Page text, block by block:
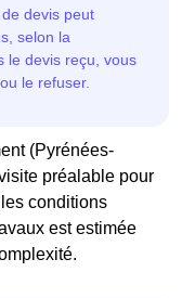
(Pyrénées-
préalable pour
conditions
est estimée